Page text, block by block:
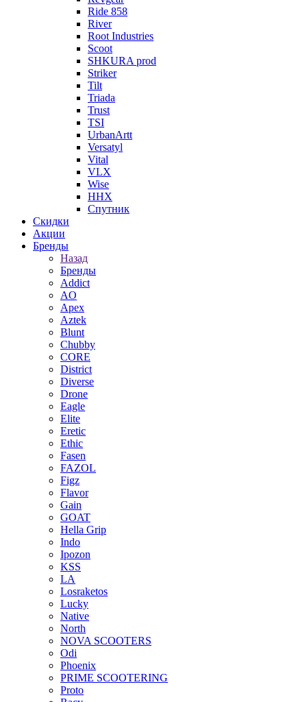
Ride 858
River
Root Industries
Scoot
SHKURA рrоd
Striker
Tilt
Triada
Trust
TSI
UrbanArtt
Versatyl
Vital
VLX
Wise
ННХ
Спутник
Скидки
Акции
Бренды
Назад
Бренды
Addict
AO
Apex
Aztek
Blunt
Chubby
CORE
District
Diverse
Drone
Eagle
Elite
Eretic
Ethic
Fasen
FAZOL
Figz
Flavor
Gain
GOAT
Hella Grip
Indo
Ipozon
KSS
LA
Losraketos
Lucky
Native
North
NOVA SCOOTERS
Odi
Phoenix
PRIME SCOOTERING
Proto